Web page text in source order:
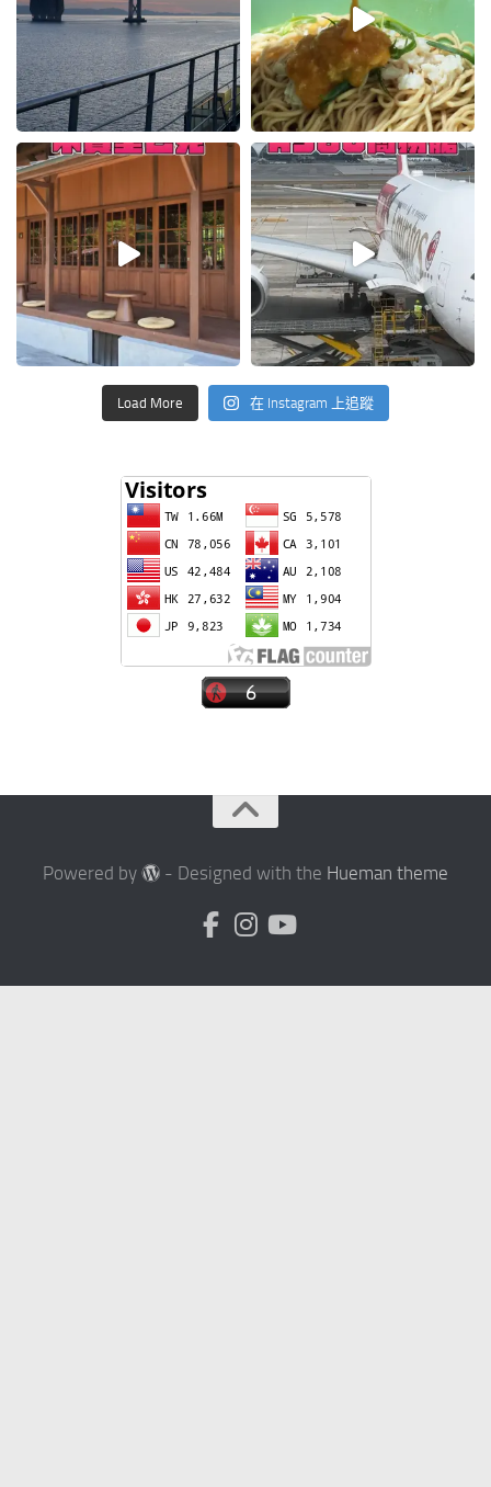
Load More 在 Instagram 上追蹤
Powered by - Designed with the Hueman theme